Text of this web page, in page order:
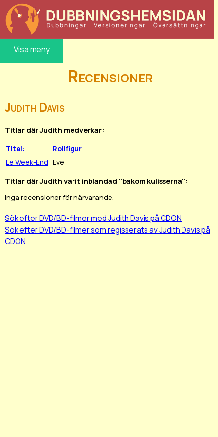
Visa meny
Recensioner
Judith Davis
Titlar där Judith medverkar:
Titel:
Rollfigur
Le Week-End Eve
Titlar där Judith varit inblandad "bakom kulisserna":
Inga recensioner för närvarande.
Sök efter DVD/BD-filmer med Judith Davis på CDON
Sök efter DVD/BD-filmer som regisserats av Judith Davis på
CDON